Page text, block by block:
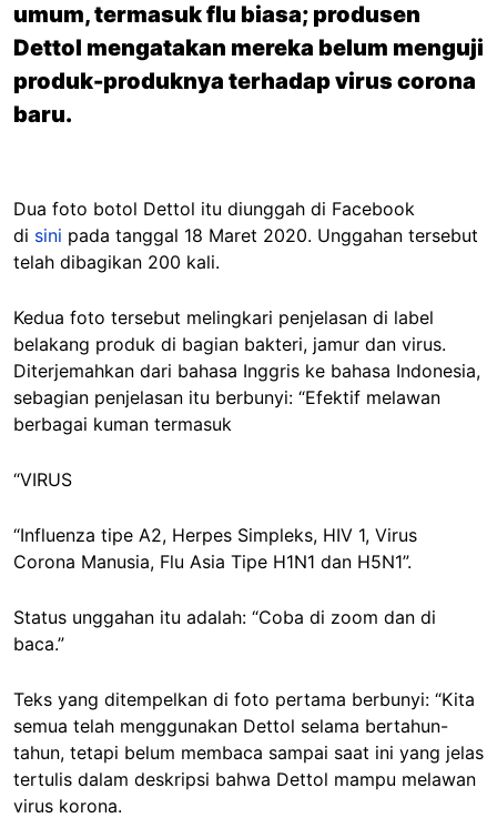
umum, termasuk flu biasa; produsen
Dettol mengatakan mereka belum menguji
produk-produknya terhadap virus corona
baru.
Dua foto botol Dettol itu diunggah di Facebook
di sini pada tanggal 18 Maret 2020. Unggahan tersebut
telah dibagikan 200 kali.
Kedua foto tersebut melingkari penjelasan di label
belakang produk di bagian bakteri, jamur dan virus.
Diterjemahkan dari bahasa Inggris ke bahasa Indonesia,
sebagian penjelasan itu berbunyi: “Efektif melawan
berbagai kuman termasuk
“VIRUS
“Influenza tipe A2, Herpes Simpleks, HIV 1, Virus
Corona Manusia, Flu Asia Tipe H1N1 dan H5N1”.
Status unggahan itu adalah: “Coba di zoom dan di
baca.”
Teks yang ditempelkan di foto pertama berbunyi: “Kita
semua telah menggunakan Dettol selama bertahun-
tahun, tetapi belum membaca sampai saat ini yang jelas
tertulis dalam deskripsi bahwa Dettol mampu melawan
virus korona.